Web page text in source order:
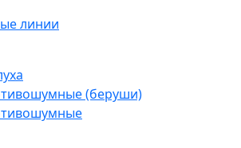
линии
(беруши)